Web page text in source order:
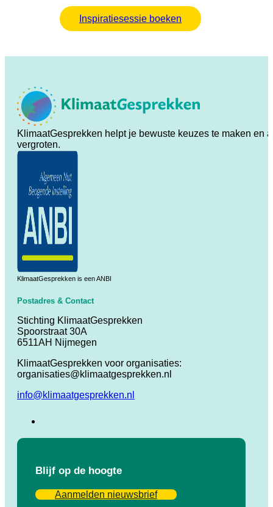
Inspiratiesessie boeken
KlimaatGesprekken helpt je bewuste keuzes te maken en
vergroten.
KlimaatGesprekken is een ANBI
Postadres & Contact
Stichting KlimaatGesprekken
Spoorstraat 30A
6511AH Nijmegen
KlimaatGesprekken voor organisaties:
organisaties@klimaatgesprekken.nl
info@klimaatgesprekken.nl
Blijf op de hoogte
Aanmelden nieuwsbrief